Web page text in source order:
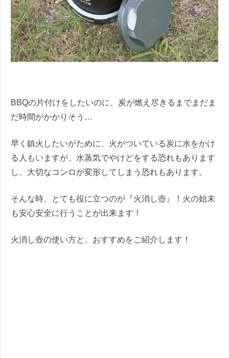
BBQの片付けをしたいのに、炭が燃え尽きるまでまだま
だ時間がかかりそう…
早く鎮火したいがために、火がついている炭に水をかけ
る人もいますが、水蒸気でやけどをする恐れもあります
し、大切なコンロが変形してしまう恐れもあります。
そんな時、とても役に立つのが『火消し壺』！火の始末
も安心安全に行うことが出来ます！
火消し壺の使い方と、おすすめをご紹介します！